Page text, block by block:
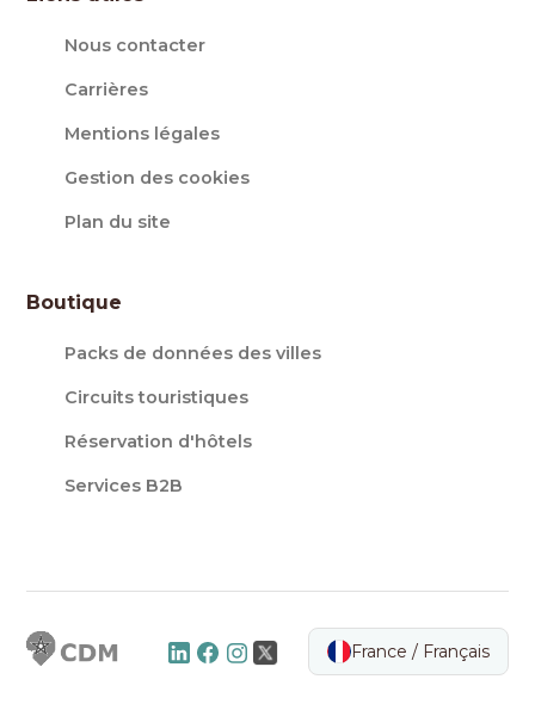
Nous contacter
Carrières
Mentions légales
Gestion des cookies
Plan du site
Boutique
Packs de données des villes
Circuits touristiques
Réservation d'hôtels
Services B2B
France / Français